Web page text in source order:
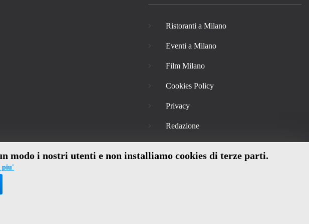
modo i nostri utenti e non installiamo cookies di terze parti.
piu'
Ristoranti a Milano
Eventi a Milano
Film Milano
Cookies Policy
Privacy
Redazione